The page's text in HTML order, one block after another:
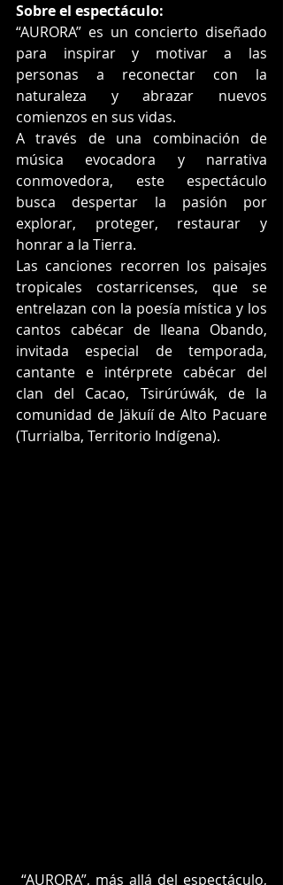
Sobre el espectáculo:
“AURORA” es un concierto diseñado
para inspirar y motivar a las
personas a reconectar con la
naturaleza y abrazar nuevos
comienzos en sus vidas.
A través de una combinación de
música evocadora y narrativa
conmovedora, este espectáculo
busca despertar la pasión por
explorar, proteger, restaurar y
honrar a la Tierra.
Las canciones recorren los paisajes
tropicales costarricenses, que se
entrelazan con la poesía mística y los
cantos cabécar de Ileana Obando,
invitada especial de temporada,
cantante e intérprete cabécar del
clan del Cacao, Tsirúrúwák, de la
comunidad de Jäkuíí de Alto Pacuare
(Turrialba, Territorio Indígena).
“AURORA”, más allá del espectáculo,